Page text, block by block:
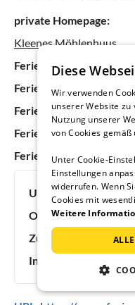
private Homepage:
Kleenes Möhlenhuus
Ferienhäuser &
Ferienhäuser &
Ferienhäuser &
Ferienhäuser &
Ferienhäuser &
Urlaubsideen:
Objektnummer:
Zuletzt aktualisiert:
Inserat online seit:
Diese
Wir verwenden
unserer Website
Nutzung unserer
von Cookies
Unter Cookie-
Einstellungen
widerrufen. Wenn
Cookies mit
Weitere